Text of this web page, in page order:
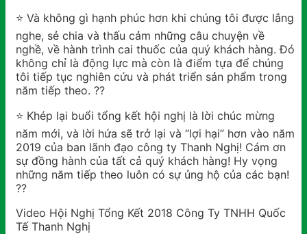
⭐️ Và không gì hạnh phúc hơn khi chúng tôi được lắng
nghe, sẻ chia và thấu cảm những câu chuyện về
nghề, về hành trình cai thuốc của quý khách hàng. Đó
không chỉ là động lực mà còn là điểm tựa để chúng
tôi tiếp tục nghiên cứu và phát triển sản phẩm trong
năm tiếp theo. ??
⭐️ Khép lại buổi tổng kết hội nghị là lời chúc mừng
năm mới, và lời hứa sẽ trở lại và “lợi hại” hơn vào năm
2019 của ban lãnh đạo công ty Thanh Nghị! Cám ơn
sự đồng hành của tất cả quý khách hàng! Hy vọng
những năm tiếp theo luôn có sự ủng hộ của các bạn!
??
Video Hội Nghị Tổng Kết 2018 Công Ty TNHH Quốc
Tế Thanh Nghị